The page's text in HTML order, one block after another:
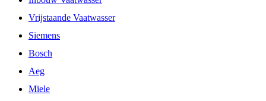
Vrijstaande Vaatwasser
Siemens
Bosch
Aeg
Miele